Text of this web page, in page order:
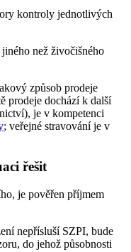
kontroly jednotlivých
než živočišného
způsob prodeje
prodeje dochází k další
je v kompetenci
; veřejné stravování je v
řešit
je pověřen příjmem
nepřísluší SZPI, bude
do jehož působnosti